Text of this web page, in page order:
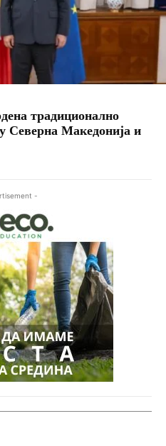
традиционално
Северна Македонија и
-